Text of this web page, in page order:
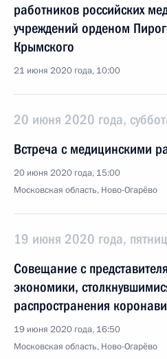
работников российских
учреждений орденом
Крымского
21 июня 2020 года, 10:00
20 июня 2020 года,
Встреча с медицинскими
20 июня 2020 года, 15:00
Московская область, Ново-Огарёво
19 июня 2020 года,
Совещание с
экономики,
распространения
19 июня 2020 года, 16:50
Московская область, Ново-Огарёво